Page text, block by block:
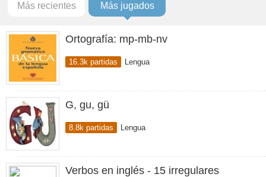
Más recientes Más jugados
Ortografía: mp-mb-nv
16.3k partidas Lengua
G, gu, gü
8.8k partidas Lengua
Verbos en inglés - 15 irregulares